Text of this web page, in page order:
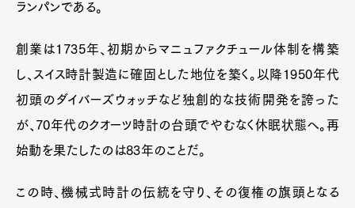
ランパンである。
創業は1735年、初期からマニュファクチュール体制を構築
し、スイス時計製造に確固とした地位を築く。以降1950年代
初頭のダイバーズウォッチなど独創的な技術開発を誇った
が、70年代のクオーツ時計の台頭でやむなく休眠状態へ。再
始動を果たしたのは83年のことだ。
この時、機械式時計の伝統を守り、その復権の旗頭となる